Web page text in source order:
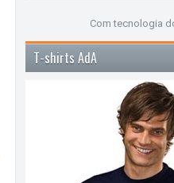
Com tecnologia
T-shirts AdA